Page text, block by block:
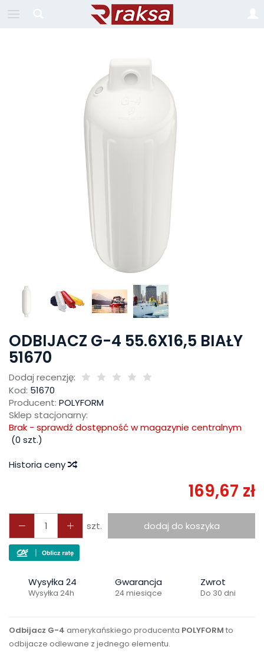
ODBIJACZ G-4 55.6X16,5 BIAŁY
51670
Dodaj recenzję:
Kod: 51670
Producent: POLYFORM
Sklep stacjonarny:
Brak - sprawdź dostępność w magazynie centralnym
(0 szt.)
Historia ceny
169,67 zł
szt. dodaj do koszyka
Wysyłka 24
Wysyłka 24h
Gwarancja
24 miesiące
Zwrot
Do 30 dni
Odbijacz G-4 amerykańskiego producenta POLYFORM to
odbijacze odlewane z jednego elementu.